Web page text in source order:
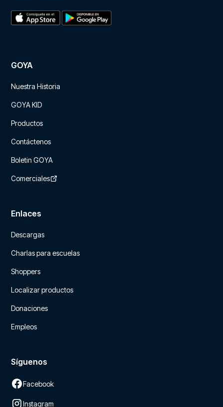
GOYA
Nuestra Historia
GOYA KID
Productos
Contáctenos
Boletin GOYA
Comerciales
Enlaces
Descargas
Charlas para escuelas
Shoppers
Localizar productos
Donaciones
Empleos
Síguenos
Facebook
Instagram